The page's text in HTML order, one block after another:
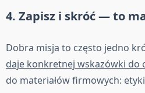
4. Zapisz i skróć — to
Dobra misja to często jedno
daje konkretnej wskazówki do
do materiałów firmowych: